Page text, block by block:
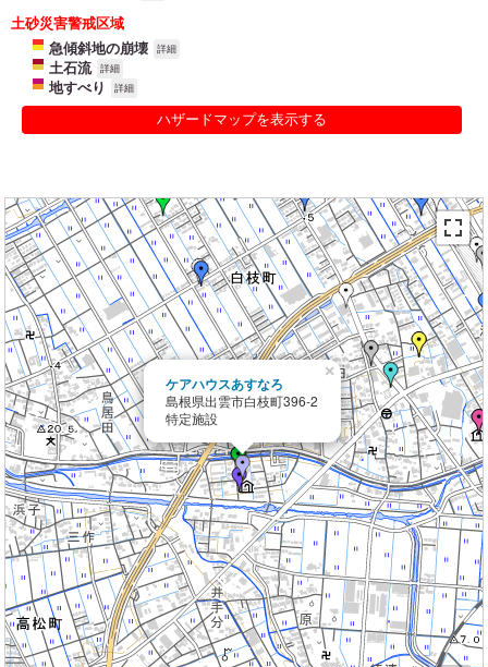
土砂災害警戒区域
急傾斜地の崩壊
詳細
土石流 詳細
地すべり 詳細
ハザードマップを表示する
ケアハウスあすなろ
島根県出雲市白枝町396-2
特定施設
×